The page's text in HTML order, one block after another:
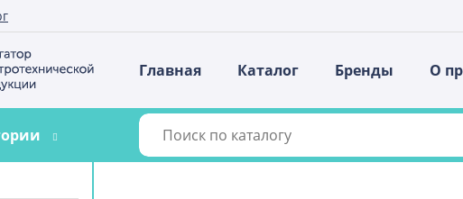
Главная Каталог Бренды О